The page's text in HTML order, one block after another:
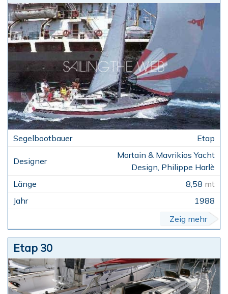
Etap
Mortain & Mavrikios Yacht
Design, Philippe Harlè
8,58 mt
1988
Zeig mehr
Etap 30